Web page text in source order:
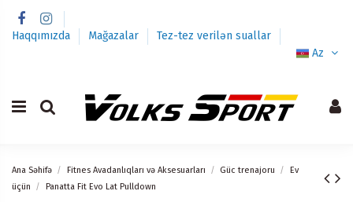
Haqqımızda Mağazalar
Tez-tez verilən suallar
Az
Ana Səhifə Fitnes Avadanlıqları və Aksesuarları Güc trenajoru
Ev
üçün
Panatta Fit Evo Lat Pulldown